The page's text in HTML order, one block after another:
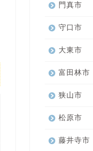
門真市
守口市
大東市
富田林市
狭山市
松原市
藤井寺市